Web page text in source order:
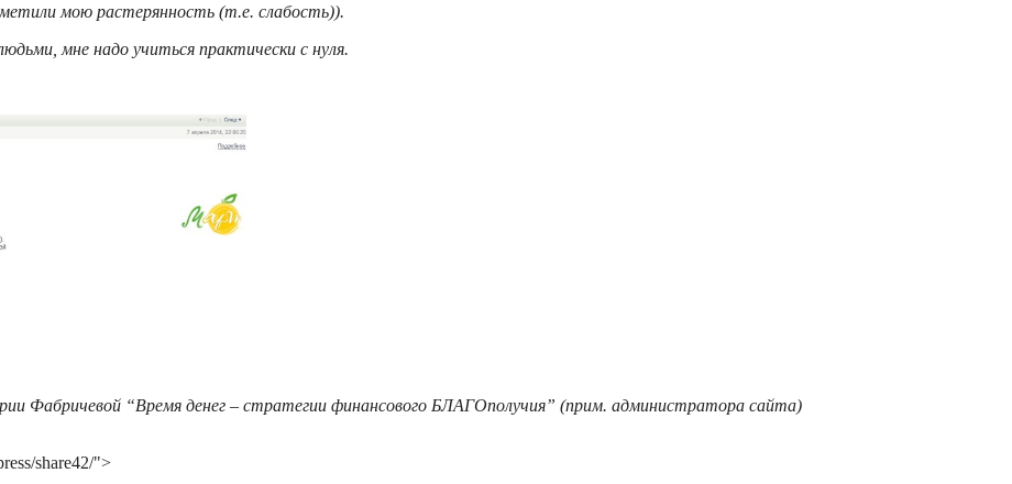
мою растерянность (т.е. слабость)).
мне надо учиться практически с нуля.
Фабричевой “Время денег – стратегии финансового БЛАГОполучия” (прим. администратора сайта)
share42/">